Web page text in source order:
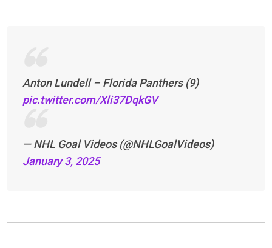
Anton Lundell – Florida Panthers (9)
pic.twitter.com/Xli37DqkGV
— NHL Goal Videos (@NHLGoalVideos)
January 3, 2025